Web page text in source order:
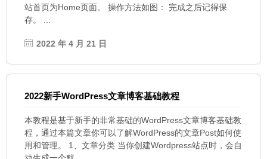
站首页为Home页面。 操作方法如图： 完成之后记得保
存。 ...
2022 年 4 月 21 日
2022新手WordPress文章博客基础教程
本教程是基于新手的非常基础的WordPress文章博客基础教
程，通过本篇文章你可以了解WordPress的文章Post如何使
用和管理。 1、文章分类 当你创建Wordpress站点时，会自